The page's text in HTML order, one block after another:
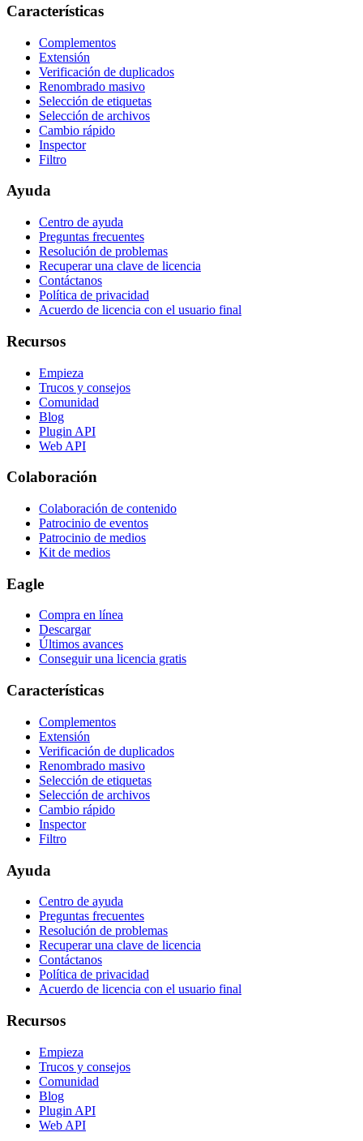
Características
Complementos
Extensión
Verificación de duplicados
Renombrado masivo
Selección de etiquetas
Selección de archivos
Cambio rápido
Inspector
Filtro
Ayuda
Centro de ayuda
Preguntas frecuentes
Resolución de problemas
Recuperar una clave de licencia
Contáctanos
Política de privacidad
Acuerdo de licencia con el usuario final
Recursos
Empieza
Trucos y consejos
Comunidad
Blog
Plugin API
Web API
Colaboración
Colaboración de contenido
Patrocinio de eventos
Patrocinio de medios
Kit de medios
Eagle
Compra en línea
Descargar
Últimos avances
Conseguir una licencia gratis
Características
Complementos
Extensión
Verificación de duplicados
Renombrado masivo
Selección de etiquetas
Selección de archivos
Cambio rápido
Inspector
Filtro
Ayuda
Centro de ayuda
Preguntas frecuentes
Resolución de problemas
Recuperar una clave de licencia
Contáctanos
Política de privacidad
Acuerdo de licencia con el usuario final
Recursos
Empieza
Trucos y consejos
Comunidad
Blog
Plugin API
Web API